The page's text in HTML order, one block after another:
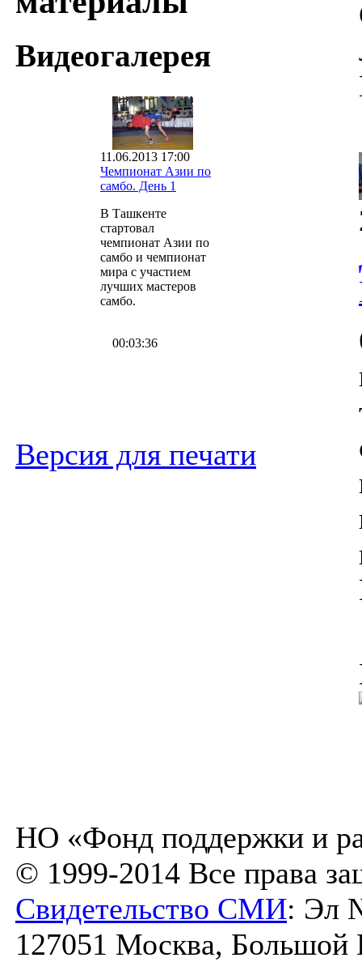
Видеогалерея
11.06.2013 17:00
Чемпионат Азии по
самбо. День 1
В Ташкенте
стартовал
чемпионат Азии по
самбо и чемпионат
мира с участием
лучших мастеров
самбо.
00:03:36
Версия для печати
НО «Фонд поддержки и
© 1999-2014 Все права
Свидетельство СМИ: Эл
127051 Москва, Большой